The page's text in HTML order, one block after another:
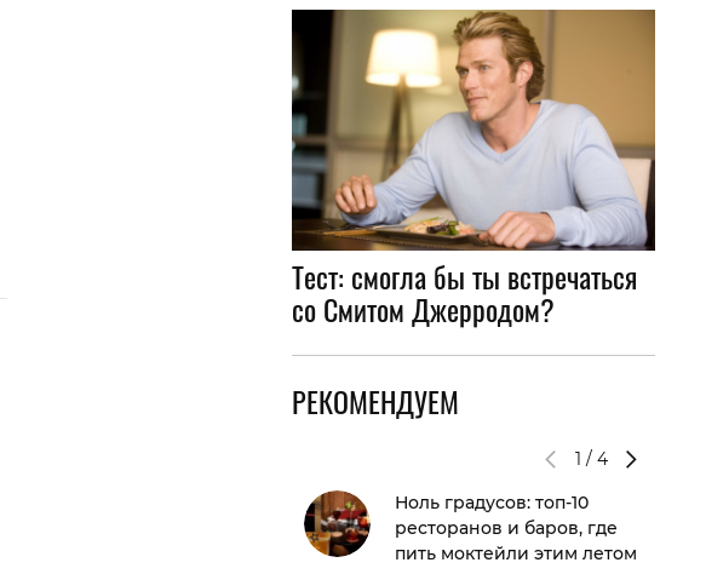
Тест: смогла бы ты встречаться
со Смитом Джерродом?
РЕКОМЕНДУЕМ
1 / 4
Ноль градусов: топ-10
ресторанов и баров, где
пить моктейли этим летом